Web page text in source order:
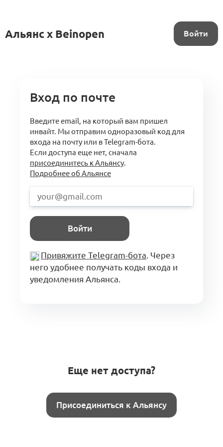
Альянс x Beinopen Войти
Вход по почте
Введите email, на который вам пришел
инвайт. Мы отправим одноразовый код для
входа на почту или в Telegram-бота.
Если доступа еще нет, сначала
присоединитесь к Альянсу.
Подробнее об Альянсе
Войти
Привяжите Telegram-бота. Через
него удобнее получать коды входа и
уведомления Альянса.
Еще нет доступа?
Присоединиться к Альянсу